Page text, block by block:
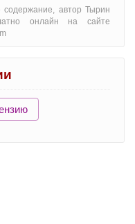
автор Тырин
онлайн на сайте